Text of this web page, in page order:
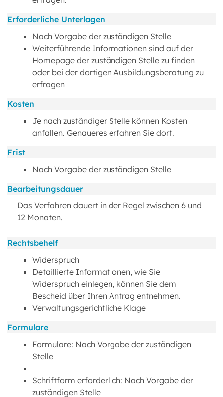
Erforderliche Unterlagen
Nach Vorgabe der zuständigen Stelle
Weiterführende Informationen sind auf der
Homepage der zuständigen Stelle zu finden
oder bei der dortigen Ausbildungsberatung zu
erfragen
Kosten
Je nach zuständiger Stelle können Kosten
anfallen. Genaueres erfahren Sie dort.
Frist
Nach Vorgabe der zuständigen Stelle
Bearbeitungsdauer
Das Verfahren dauert in der Regel zwischen 6 und
12 Monaten.
Rechtsbehelf
Widerspruch
Detaillierte Informationen, wie Sie
Widerspruch einlegen, können Sie dem
Bescheid über Ihren Antrag entnehmen.
Verwaltungsgerichtliche Klage
Formulare
Formulare: Nach Vorgabe der zuständigen
Stelle
Schriftform erforderlich: Nach Vorgabe der
zuständigen Stelle